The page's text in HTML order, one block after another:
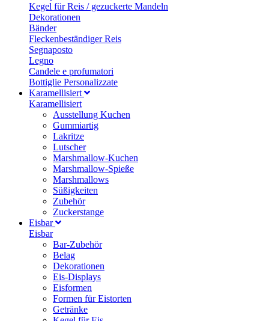
Kegel für Reis / gezuckerte Mandeln
Dekorationen
Bänder
Fleckenbeständiger Reis
Segnaposto
Legno
Candele e profumatori
Bottiglie Personalizzate
Karamellisiert
Karamellisiert
Ausstellung Kuchen
Gummiartig
Lakritze
Lutscher
Marshmallow-Kuchen
Marshmallow-Spieße
Marshmallows
Süßigkeiten
Zubehör
Zuckerstange
Eisbar
Eisbar
Bar-Zubehör
Belag
Dekorationen
Eis-Displays
Eisformen
Formen für Eistorten
Getränke